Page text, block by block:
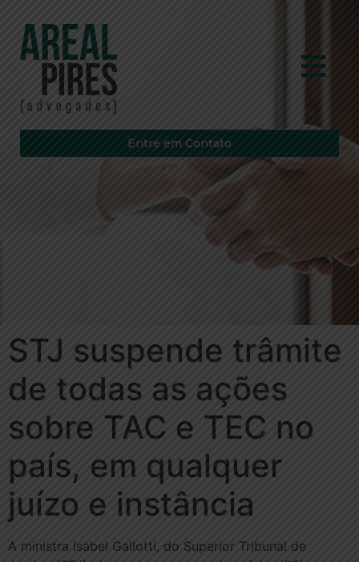
Entre em Contato
STJ suspende trâmite
de todas as ações
sobre TAC e TEC no
país, em qualquer
juízo e instância
A ministra Isabel Gallotti, do Superior Tribunal de